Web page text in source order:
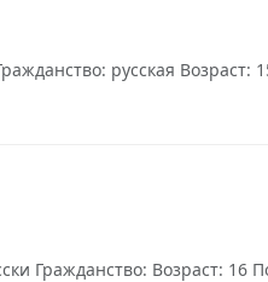
русская Возраст:
Гражданство: Возраст: 16